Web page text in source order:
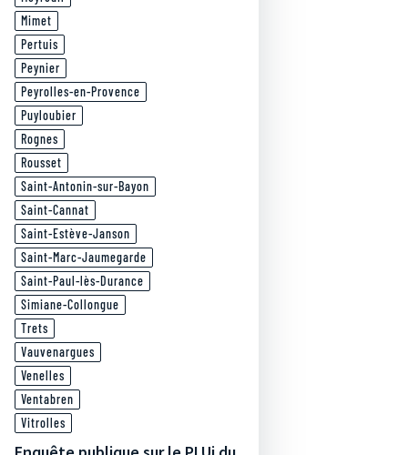
Mimet
Pertuis
Peynier
Peyrolles-en-Provence
Puyloubier
Rognes
Rousset
Saint-Antonin-sur-Bayon
Saint-Cannat
Saint-Estève-Janson
Saint-Marc-Jaumegarde
Saint-Paul-lès-Durance
Simiane-Collongue
Trets
Vauvenargues
Venelles
Ventabren
Vitrolles